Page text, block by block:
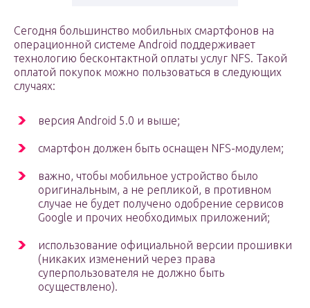
Сегодня большинство мобильных смартфонов на
операционной системе Android поддерживает
технологию бесконтактной оплаты услуг NFS. Такой
оплатой покупок можно пользоваться в следующих
случаях:
версия Android 5.0 и выше;
смартфон должен быть оснащен NFS-модулем;
важно, чтобы мобильное устройство было
оригинальным, а не репликой, в противном
случае не будет получено одобрение сервисов
Google и прочих необходимых приложений;
использование официальной версии прошивки
(никаких изменений через права
суперпользователя не должно быть
осуществлено).